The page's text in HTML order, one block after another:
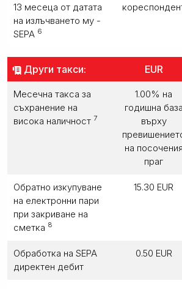
13 месеца от датата
на излъчването му -
SEPA 6
Други такси: EUR
Месечна такса за
съхранение на
висока наличност 7
1.00% на
годишна база
върху
на посочения
праг
Обратно изкупуване
на електронни пари
при закриване на
сметка 8
15.30 EUR
Обработка на SEPA
директен дебит
0.50 EUR